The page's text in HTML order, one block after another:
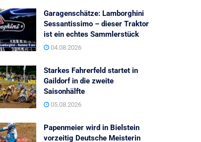
Garagenschätze: Lamborghini
Sessantissimo – dieser Traktor
ist ein echtes Sammlerstück
04.08.2026
Starkes Fahrerfeld startet in
Gaildorf in die zweite
Saisonhälfte
05.08.2026
Papenmeier wird in Bielstein
vorzeitig Deutsche Meisterin